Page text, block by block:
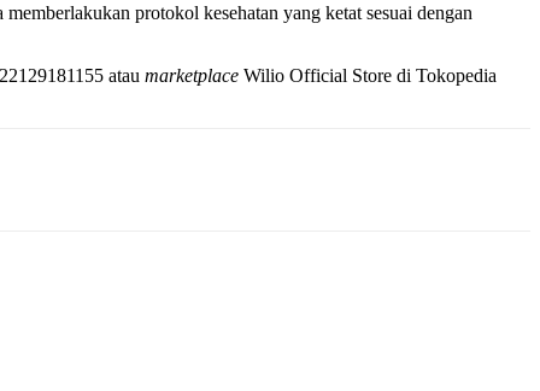
protokol kesehatan yang ketat sesuai dengan
atau marketplace Wilio Official Store di Tokopedia